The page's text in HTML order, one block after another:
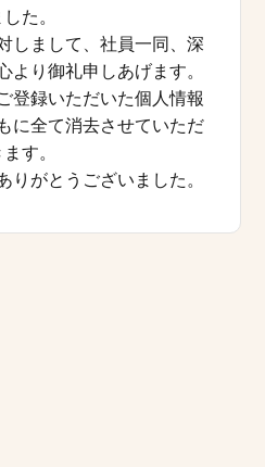
した。
しまして、社員一同、深
より御礼申しあげます。
登録いただいた個人情報
に全て消去させていただ
ます。
りがとうございました。